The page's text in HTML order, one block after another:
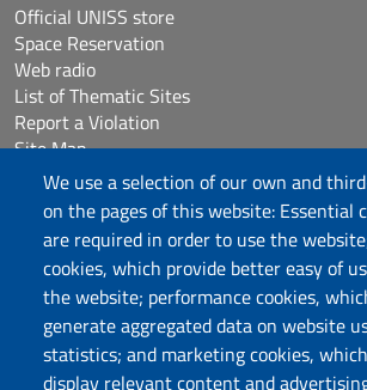
We use a selection of our own and
on the pages of this website: Essential
are required in order to use the
cookies, which provide better easy of
the website; performance cookies,
generate aggregated data on website
statistics; and marketing cookies,
display relevant content and
Official UNISS store
Space Reservation
Web radio
List of Thematic Sites
Report a Violation
Site Map
Accessibilità
Cookie Settings
Follow us
Chatta con noi